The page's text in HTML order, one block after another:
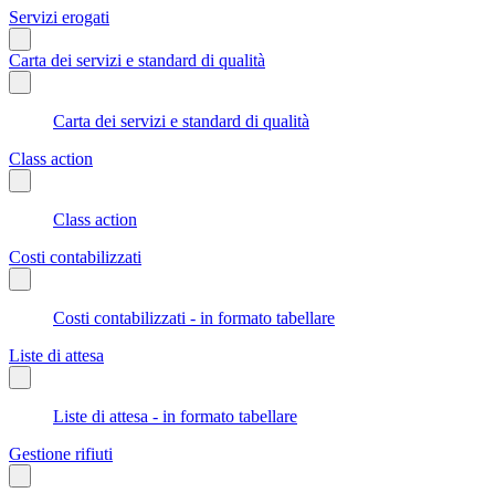
Servizi erogati
Carta dei servizi e standard di qualità
Carta dei servizi e standard di qualità
Class action
Class action
Costi contabilizzati
Costi contabilizzati - in formato tabellare
Liste di attesa
Liste di attesa - in formato tabellare
Gestione rifiuti